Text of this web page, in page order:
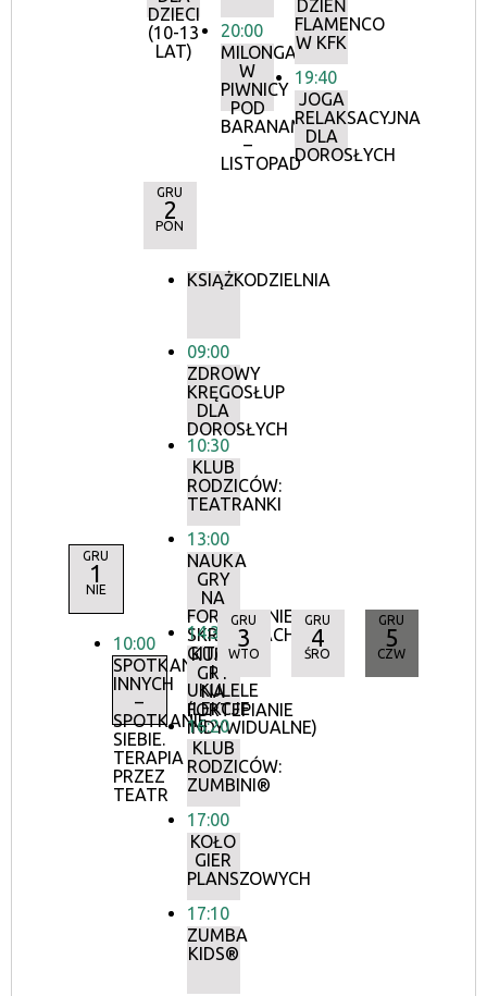
DZIECI
(10-13
LAT)
20:00
MILONGA
W
PIWNICY
POD
BARANAMI
–
LISTOPAD
DZIEŃ
FLAMENCO
W KFK
19:40
JOGA
RELAKSACYJNA
DLA
DOROSŁYCH
GRU
1
NIE
10:00
SPOTKANIE
INNYCH
–
SPOTKANIE
SIEBIE.
TERAPIA
PRZEZ
TEATR
GRU
2
PON
KSIĄŻKODZIELNIA
09:00
ZDROWY
KRĘGOSŁUP
DLA
DOROSŁYCH
10:30
KLUB
RODZICÓW:
TEATRANKI
13:00
NAUKA
GRY
NA
FORTEPIANIE,
SKRZYPCACH,
GITARZE
I
UKULELE
(LEKCJE
INDYWIDUALNE)
14:30
KURS
GRY
NA
FORTEPIANIE
16:20
KLUB
RODZICÓW:
ZUMBINI®
17:00
KOŁO
GIER
PLANSZOWYCH
17:10
ZUMBA
KIDS®
GRU
3
WTO
GRU
4
ŚRO
GRU
5
CZW